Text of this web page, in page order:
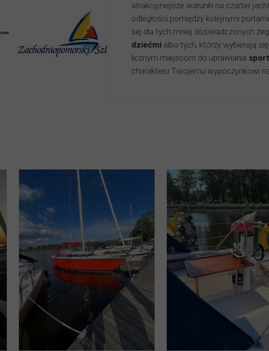
atrakcyjniejsze warunki na czarter
odległości pomiędzy kolejnymi
się dla tych mniej doświadczonych
dziećmi albo tych, którzy wybierają
licznym miejscom do uprawiania
charakteru Twojemu wypoczynkowi